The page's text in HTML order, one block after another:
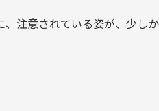
、注意されている姿が、少し